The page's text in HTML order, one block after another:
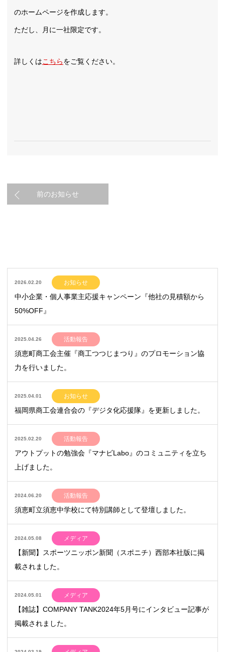
のホームページを作成します。
ただし、月に一社限定です。
詳しくはこちらをご覧ください。
前のお知らせ
2026.02.20 お知らせ
中小企業・個人事業主応援キャンペーン『他社の見積額から
50%OFF』
2025.04.26 活動報告
須恵町商工会主催『商工つつじまつり』のプロモーション協
力を行いました。
2025.04.01 お知らせ
福岡県商工会連合会の『デジタ化応援隊』を更新しました。
2025.02.20 活動報告
アウトプットの勉強会『マナビLabo』のコミュニティを立ち
上げました。
2024.06.20 活動報告
須恵町立須恵中学校にて特別講師として登壇しました。
2024.05.08 メディア
【新聞】スポーツニッポン新聞（スポニチ）西部本社版に掲
載されました。
2024.05.01 メディア
【雑誌】COMPANY TANK2024年5月号にインタビュー記事が
掲載されました。